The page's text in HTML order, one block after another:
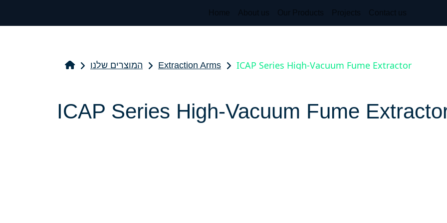
Home About us Our Products Projects Contact us
המוצרים שלנו Extraction Arms ICAP Series High-Vacuum Fume Extractor
ICAP Series High-Vacuum Fume